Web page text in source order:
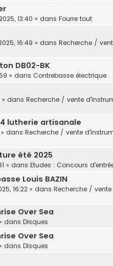
13:40 » dans Fourre tout
16:49 » dans Recherche /
DB02-BK
» dans Contrebasse électrique
» dans Recherche / vente
lutherie artisanale
» dans Recherche / vente
été 2025
» dans Etudes : Concours
Louis BAZIN
16:22 » dans Recherche /
Over Sea
dans Disques
Over Sea
dans Disques